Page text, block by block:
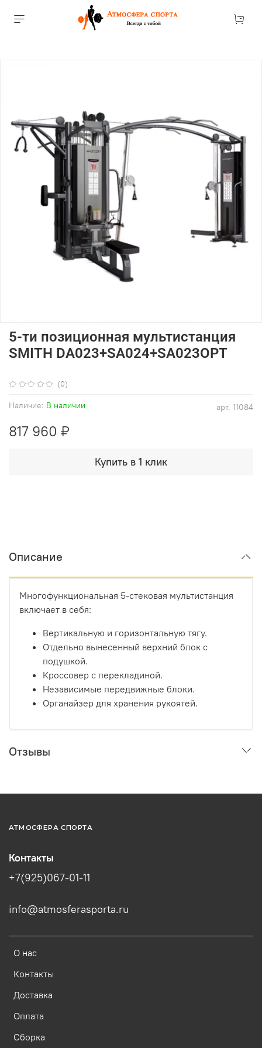
(0)
арт. 11084
Наличие: В наличии
5-ти позиционная мультистанция
SMITH DA023+SA024+SA023OPT
817 960 ₽
Купить в 1 клик
Описание
Многофункциональная 5-стековая мультистанция
включает в себя:
Вертикальную и горизонтальную тягу.
Отдельно вынесенный верхний блок с
подушкой.
Кроссовер с перекладиной.
Независимые передвижные блоки.
Органайзер для хранения рукоятей.
Отзывы
АТМОСФЕРА СПОРТА
О нас
Контакты
Доставка
Оплата
Сборка
Контакты
+7(925)067-01-11
info@atmosferasporta.ru